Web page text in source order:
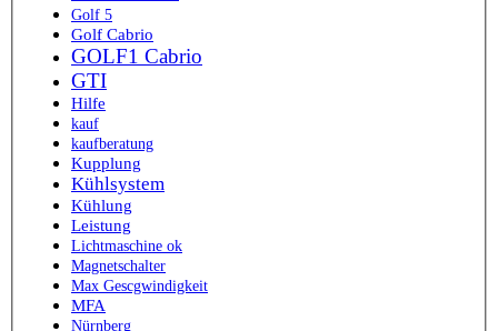
Golf 5
Golf Cabrio
GOLF1 Cabrio
GTI
Hilfe
kauf
kaufberatung
Kupplung
Kühlsystem
Kühlung
Leistung
Lichtmaschine ok
Magnetschalter
Max Gescgwindigkeit
MFA
Nürnberg